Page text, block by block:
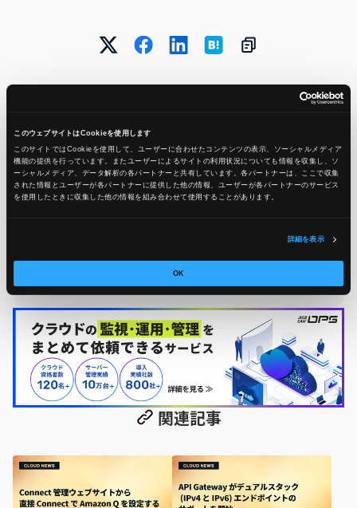
このウェブサイトはCookieを使用します
このサイトではCookieを使用して、ユーザーに合わせたコンテンツの表示、ソーシャルメディア
機能の提供を行っています。またユーザーによるサイトの利用状況についても情報を収集し、ソ
ーシャルメディア、データ解析の各パートナーと共有しています。各パートナーは、ここで収集
された情報とユーザーが各パートナーに提供した他の情報、ユーザーが各パートナーのサービス
を使用したときに収集した他の情報を組み合わせて使用​​することがあります。
詳細を表示
OK
Ops Today編集部 もっと読む
を提供する、JIG-SAW株式会社のOps Today編集部です。 サ
ーバー運用監視実績50,000台の実績をもとに、システム運用
監視に役立つ情報をお届けします！
関連記事